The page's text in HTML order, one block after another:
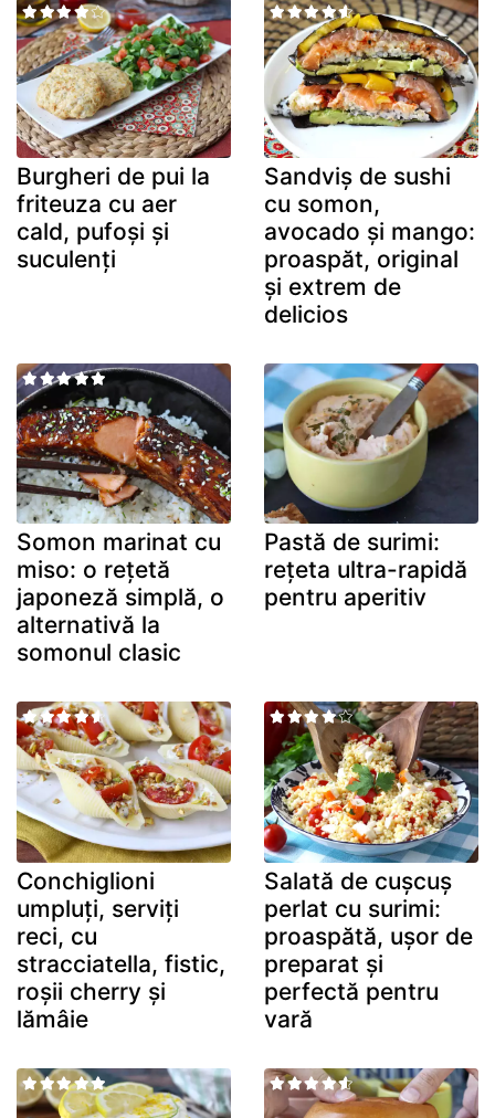
Burgheri de pui la
friteuza cu aer
cald, pufoși și
suculenți
Sandviș de sushi
cu somon,
avocado și mango:
proaspăt, original
și extrem de
delicios
Somon marinat cu
miso: o rețetă
japoneză simplă, o
alternativă la
somonul clasic
Pastă de surimi:
rețeta ultra-rapidă
pentru aperitiv
Conchiglioni
umpluți, serviți
reci, cu
stracciatella, fistic,
roșii cherry și
lămâie
Salată de cușcuș
perlat cu surimi:
proaspătă, ușor de
preparat și
perfectă pentru
vară